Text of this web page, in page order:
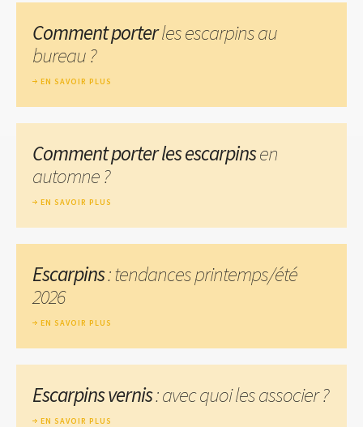
Comment porterles escarpins au
bureau ?
EN SAVOIR PLUS
Comment porter les escarpinsen
automne ?
EN SAVOIR PLUS
Escarpins: tendances printemps/été
2026
EN SAVOIR PLUS
Escarpins vernis: avec quoi les associer ?
EN SAVOIR PLUS